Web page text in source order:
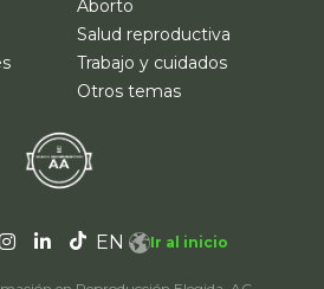
Aborto
Salud reproductiva
Trabajo y cuidados
Otros temas
EN Ir al inicio